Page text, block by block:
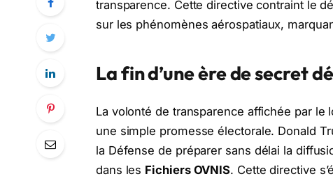
transparence. Cette directive contraint le
sur les phénomènes aérospatiaux,
La fin d’une ère de secret
La volonté de transparence affichée par
une simple promesse électorale. Donald
la Défense de préparer sans délai la
dans les Fichiers OVNIS. Cette directive